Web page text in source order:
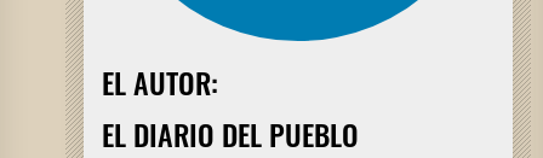
EL AUTOR:
EL DIARIO DEL PUEBLO